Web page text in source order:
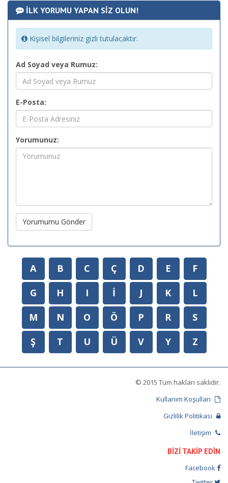
İLK YORUMU YAPAN SİZ OLUN!
Kişisel bilgileriniz gizli tutulacaktır.
Ad Soyad veya Rumuz:
E-Posta:
Yorumunuz:
Yorumumu Gönder
A B C Ç D E
F
G
H I İ J K
L
M
N O Ö P R
S
Ş
T U Ü V Y Z
© 2015 Tüm hakları saklıdır.
Kullanım Koşulları
Gizlilik Politikası
İletişim
BİZİ TAKİP EDİN
Facebook